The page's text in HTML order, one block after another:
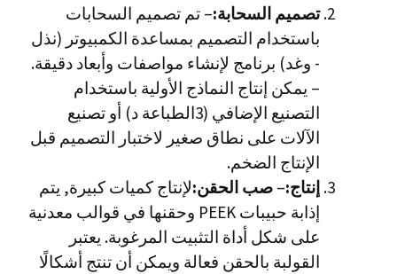
تصميم السحابة:– تم تصميم السحابات
باستخدام التصميم بمساعدة الكمبيوتر (نذل
- وغد) برنامج لإنشاء مواصفات وأبعاد دقيقة.
– يمكن إنتاج النماذج الأولية باستخدام
التصنيع الإضافي (3الطباعة د) أو تصنيع
الآلات على نطاق صغير لاختبار التصميم قبل
الإنتاج الضخم.
إنتاج:– صب الحقن:لإنتاج كميات كبيرة, يتم
إذابة حبيبات PEEK وحقنها في قوالب معدنية
على شكل أداة التثبيت المرغوبة. يعتبر
القولبة بالحقن فعالة ويمكن أن تنتج أشكالًا